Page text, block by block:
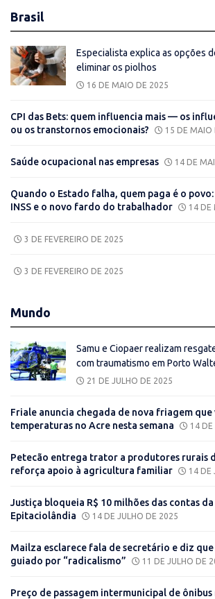
Brasil
Especialista explica as opções
eliminar os piolhos
16 DE MAIO DE 2025
CPI das Bets: quem influencia mais — os
ou os transtornos emocionais?
15 DE MAIO
Saúde ocupacional nas empresas 14 DE
Quando o Estado falha, quem paga é o
INSS e o novo fardo do trabalhador
14 DE
3 DE FEVEREIRO DE 2025
3 DE FEVEREIRO DE 2025
Mundo
Samu e Ciopaer realizam
com traumatismo em Porto
21 DE JULHO DE 2025
Friale anuncia chegada de nova friagem
temperaturas no Acre nesta semana
14 DE
Petecão entrega trator a produtores rurais
reforça apoio à agricultura familiar
14 DE
Justiça bloqueia R$ 10 milhões das contas
Epitaciolândia
14 DE JULHO DE 2025
Mailza esclarece fala de secretário e diz
guiado por “radicalismo”
11 DE JULHO DE
Preço de passagem intermunicipal de